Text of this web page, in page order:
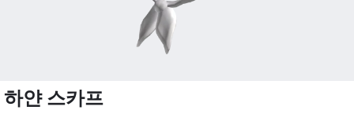
하얀 스카프